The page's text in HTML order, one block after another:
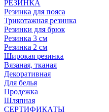
РЕЗИНКА
Резинка для пояса
Трикотажная резинка
Резинки для брюк
Резинка 3 см
Резинка 2 см
Широкая резинка
Вязаная, тканая
Декоративная
Для белья
Продежка
Шляпная
СЕРТИФИКАТЫ